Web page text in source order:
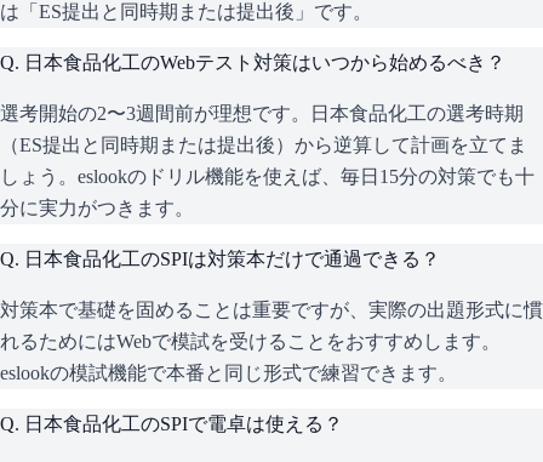
は「ES提出と同時期または提出後」です。
Q. 日本食品化工のWebテスト対策はいつから始めるべき？
選考開始の2〜3週間前が理想です。日本食品化工の選考時期
（ES提出と同時期または提出後）から逆算して計画を立てま
しょう。eslookのドリル機能を使えば、毎日15分の対策でも十
分に実力がつきます。
Q. 日本食品化工のSPIは対策本だけで通過できる？
対策本で基礎を固めることは重要ですが、実際の出題形式に慣
れるためにはWebで模試を受けることをおすすめします。
eslookの模試機能で本番と同じ形式で練習できます。
Q. 日本食品化工のSPIで電卓は使える？